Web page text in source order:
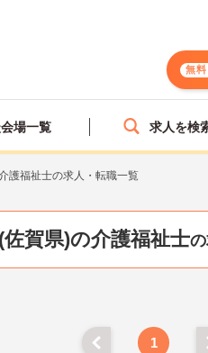
無
場一覧 求人を検
護福祉士の求人・転職一覧
賀県)の介護福祉士
1